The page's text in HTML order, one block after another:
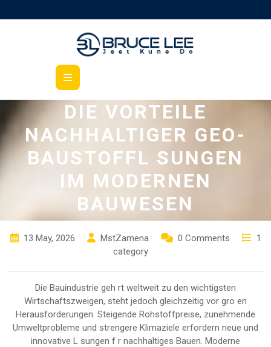
to
Open
Button
DIE VORTEILE
NACHHALTIGER GEO-
BAUSTOFFL SUNGEN
IM MODERNEN
BAUWESEN
13 May, 2026 MstZamena 0 Comments
1
category
Die Bauindustrie geh rt weltweit zu den wichtigsten
Wirtschaftszweigen, steht jedoch gleichzeitig vor gro en
Herausforderungen. Steigende Rohstoffpreise, zunehmende
Umweltprobleme und strengere Klimaziele erfordern neue und
innovative L sungen f r nachhaltiges Bauen. Moderne